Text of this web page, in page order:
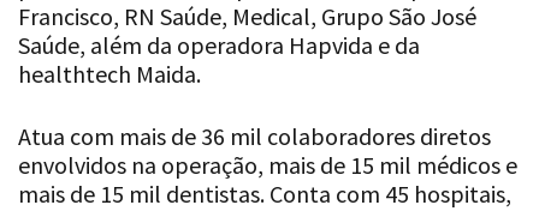
Francisco, RN Saúde, Medical, Grupo São José
Saúde, além da operadora Hapvida e da
healthtech Maida.
Atua com mais de 36 mil colaboradores diretos
envolvidos na operação, mais de 15 mil médicos e
mais de 15 mil dentistas. Conta com 45 hospitais,